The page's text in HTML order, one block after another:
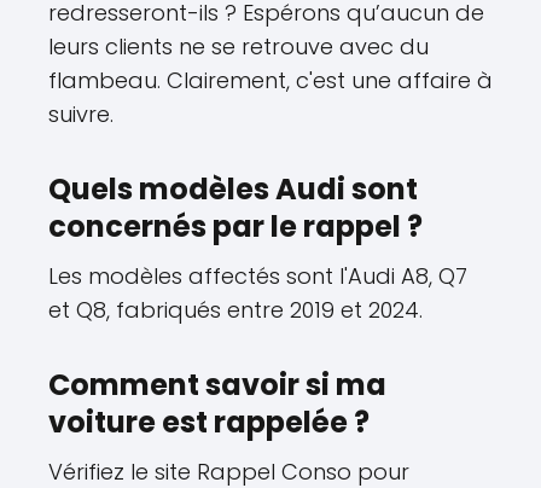
redresseront-ils ? Espérons qu’aucun de
leurs clients ne se retrouve avec du
flambeau. Clairement, c'est une affaire à
suivre.
Quels modèles Audi sont
concernés par le rappel ?
Les modèles affectés sont l'Audi A8, Q7
et Q8, fabriqués entre 2019 et 2024.
Comment savoir si ma
voiture est rappelée ?
Vérifiez le site Rappel Conso pour